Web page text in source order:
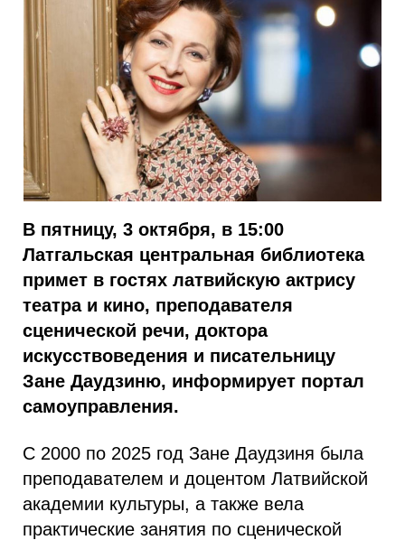
В пятницу, 3 октября, в 15:00
Латгальская центральная библиотека
примет в гостях латвийскую актрису
театра и кино, преподавателя
сценической речи, доктора
искусствоведения и писательницу
Зане Даудзиню, информирует портал
самоуправления.
С 2000 по 2025 год Зане Даудзиня была
преподавателем и доцентом Латвийской
академии культуры, а также вела
практические занятия по сценической